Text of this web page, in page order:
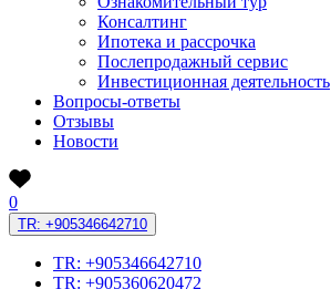
Консалтинг
Ипотека и рассрочка
Послепродажный сервис
Инвестиционная деятельность
Вопросы-ответы
Отзывы
Новости
0
TR: +905346642710
TR: +905346642710
TR: +905360620472